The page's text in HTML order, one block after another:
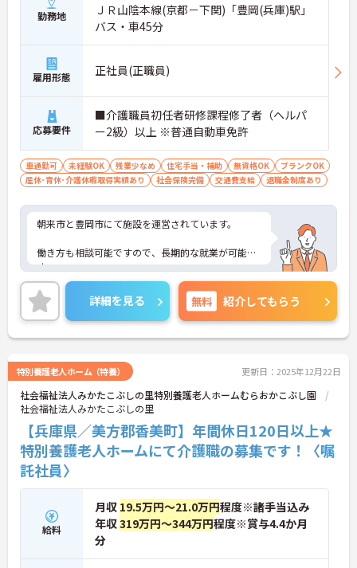
勤務地
ＪＲ山陰本線(京都－下関)「豊岡(兵庫)駅」
バス・車45分
雇用形態 正社員(正職員)
応募要件
■介護職員初任者研修課程修了者（ヘルパ
ー2級）以上 ※普通自動車免許
車通勤可 未経験OK 残業少なめ 住宅手当・補助 無資格OK
ブランクOK
産休･育休･介護休暇取得実績あり
社会保険完備 交通費支給 退職金制度あり
朝来市と豊岡市にて施設を運営されています。
働き方も相談可能ですので、長期的な就業が可能で
す。
少しでも興味をお持ちであれば詳細なお話をさせて
頂きますので気軽にご連絡ください。
詳細を見る 無料 紹介してもらう
特別養護老人ホーム（特養） 更新日：2025年12月22日
社会福祉法人みかたこぶしの里特別養護老人ホームむらおかこぶし園
社会福祉法人みかたこぶしの里
【兵庫県／美方郡香美町】年間休日120日以上★
特別養護老人ホームにて介護職の募集です！〈嘱
託社員〉
給料
月収 19.5万円～21.0万円程度※諸手当込み
年収319万円～344万円程度※賞与4.4か月
分